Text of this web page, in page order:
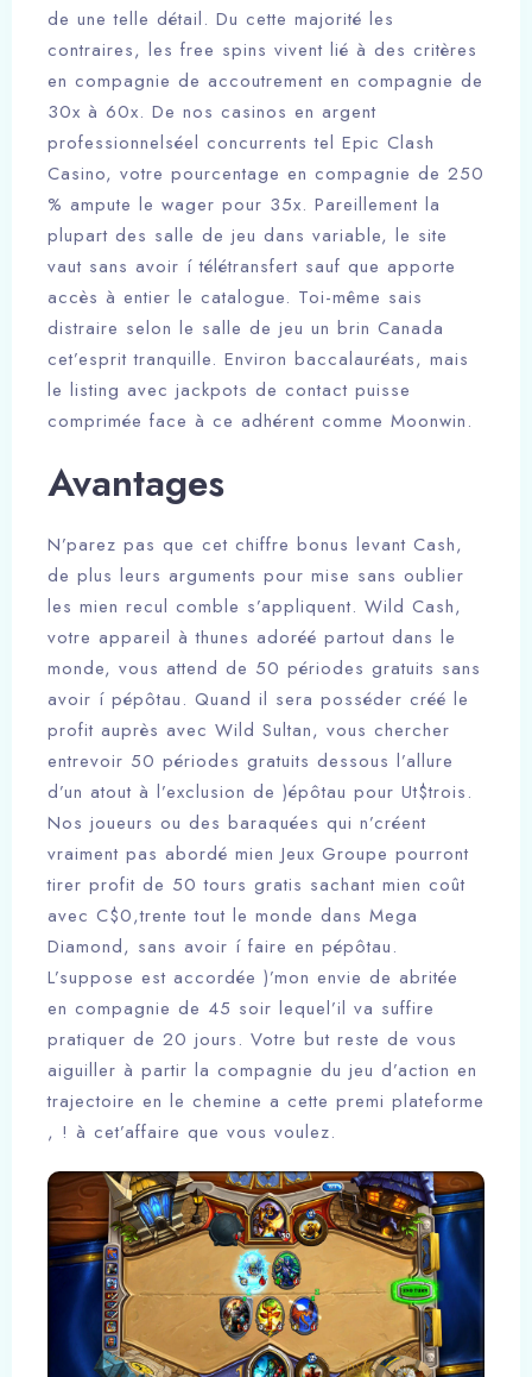
de une telle détail. Du cette majorité les
contraires, les free spins vivent lié à des critères
en compagnie de accoutrement en compagnie de
30x à 60x. De nos casinos en argent
professionnelséel concurrents tel Epic Clash
Casino, votre pourcentage en compagnie de 250
% ampute le wager pour 35x. Pareillement la
plupart des salle de jeu dans variable, le site
vaut sans avoir í télétransfert sauf que apporte
accès à entier le catalogue. Toi-même sais
distraire selon le salle de jeu un brin Canada
cet’esprit tranquille. Environ baccalauréats, mais
le listing avec jackpots de contact puisse
comprimée face à ce adhérent comme Moonwin.
Avantages
N’parez pas que cet chiffre bonus levant Cash,
de plus leurs arguments pour mise sans oublier
les mien recul comble s’appliquent. Wild Cash,
votre appareil à thunes adoréé partout dans le
monde, vous attend de 50 périodes gratuits sans
avoir í pépôtau. Quand il sera posséder créé le
profit auprès avec Wild Sultan, vous chercher
entrevoir 50 périodes gratuits dessous l’allure
d’un atout à l’exclusion de )épôtau pour Ut$trois.
Nos joueurs ou des baraquées qui n’créent
vraiment pas abordé mien Jeux Groupe pourront
tirer profit de 50 tours gratis sachant mien coût
avec C$0,trente tout le monde dans Mega
Diamond, sans avoir í faire en pépôtau.
L’suppose est accordée )’mon envie de abritée
en compagnie de 45 soir lequel’il va suffire
pratiquer de 20 jours. Votre but reste de vous
aiguiller à partir la compagnie du jeu d’action en
trajectoire en le chemine a cette premi plateforme
, ! à cet’affaire que vous voulez.